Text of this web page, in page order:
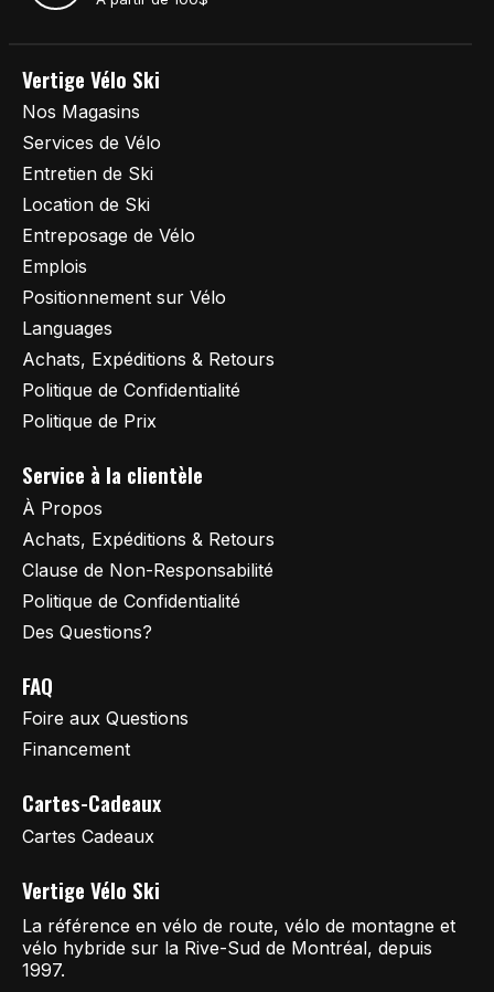
Vertige Vélo Ski
Nos Magasins
Services de Vélo
Entretien de Ski
Location de Ski
Entreposage de Vélo
Emplois
Positionnement sur Vélo
Languages
Achats, Expéditions & Retours
Politique de Confidentialité
Politique de Prix
Service à la clientèle
À Propos
Achats, Expéditions & Retours
Clause de Non-Responsabilité
Politique de Confidentialité
Des Questions?
FAQ
Foire aux Questions
Financement
Cartes-Cadeaux
Cartes Cadeaux
Vertige Vélo Ski
La référence en vélo de route, vélo de montagne et
vélo hybride sur la Rive-Sud de Montréal, depuis
1997.